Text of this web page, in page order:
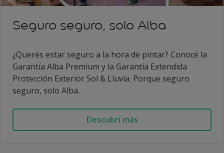
Seguro seguro, solo Alba
¿Querés estar seguro a la hora de pintar? Conocé la
Garantía Alba Premium y la Garantía Extendida
Protección Exterior Sol & Lluvia. Porque seguro
seguro, solo Alba.
Descubrí más